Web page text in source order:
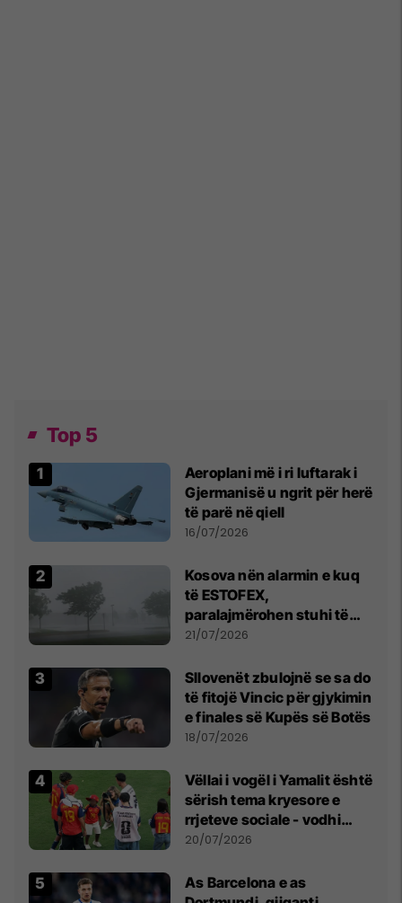
Top 5
Aeroplani më i ri luftarak i
Gjermanisë u ngrit për herë
të parë në qiell
16/07/2026
Kosova nën alarmin e kuq
të ESTOFEX,
paralajmërohen stuhi të
fuqishme me breshër dhe
21/07/2026
Sllovenët zbulojnë se sa do
të fitojë Vincic për gjykimin
e finales së Kupës së Botës
18/07/2026
Vëllai i vogël i Yamalit është
sërish tema kryesore e
rrjeteve sociale - vodhi
vëmendjen pas finales së
20/07/2026
As Barcelona e as